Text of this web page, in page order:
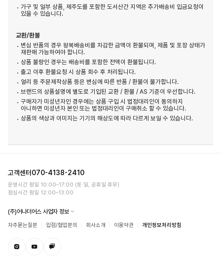
가구 및 일부 상품, 제주도를 포함한 도서산간 지역은 추가배송비 입금요청이
있을 수 있습니다.
교환/환불
변심 반품의 경우 왕복배송비를 차감한 금액이 환불되며, 제품 및 포장 상태가
재판매 가능하여야 합니다.
상품 불량인 경우는 배송비를 포함한 전액이 환불됩니다.
출고 이후 환불요청 시 상품 회수 후 처리됩니다.
얼리 등 주문제작상품 등은 변심에 따른 반품 / 환불이 불가합니다.
브랜드의 상품설명에 별도로 기입된 교환 / 환불 / AS 기준이 우선합니다.
구매자가 미성년자인 경우에는 상품 구입 시 법정대리인이 동의하지
아니하면 미성년자 본인 또는 법정대리인이 구매취소 할 수 있습니다.
상품의 색상과 이미지는 기기의 해상도에 따라 다르게 보일 수 있습니다.
고객센터 070-4138-2410
운영시간 평일 10:00–17:00 (토·일, 공휴일 휴무)
점심시간 평일 12:00–13:00
(주)어나더어스 사업자 정보
자주묻는질문 입점/협업문의 회사소개 이용약관 개인정보처리방침